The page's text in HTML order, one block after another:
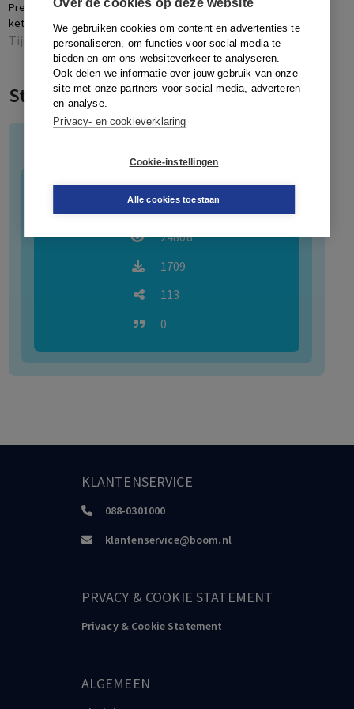
We gebruiken cookies om content en advertenties te
personaliseren, om functies voor social media te
bieden en om ons websiteverkeer te analyseren.
Ook delen we informatie over jouw gebruik van onze
site met onze partners voor social media, adverteren
en analyse.
Privacy- en cookieverklaring
Cookie-instellingen
Alle cookies toestaan
voorzitter), prof. dr. E. Kolthoff (Open Universiteit),
prof. dr. M.G.W. den Boer (Universiteit Leiden en
Nederlandse Defensie Academie), prof. dr. C.J. de Poot
(Universiteit en Hogeschool Amsterdam &
Politieacademie) en dr. R. Spithoven (Hogeschool
Saxion).
Het Tijdschrift voor Veiligheid wordt beheerd en
(SVP).
Auteursrichtlijnen verkrijgt u bij de redactiesecretaris
Prestatiemeting en
ketensamenwerking
Tijdschrift voor Veiligheid
Naar intelligent presteren.
Uitdagingen voor...
Tijdschrift voor Veiligheid
Statistieken
595Artikelen
24808
1709
113
0
KLANTENSERVICE
088-0301000
klantenservice@boom.nl
PRVACY & COOKIE STATEMENT
Privacy & Cookie Statement
ALGEMEEN